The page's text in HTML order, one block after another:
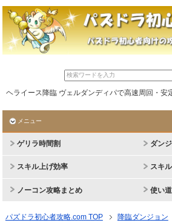
ヘライース降臨 ヴェルダンディパで高速周回・安
メニュー
ゲリラ時間割 ダン
スキル上げ効率 スキ
ノーコン攻略まとめ 使い
パズドラ初心者攻略.com TOP 降臨ダンジョン